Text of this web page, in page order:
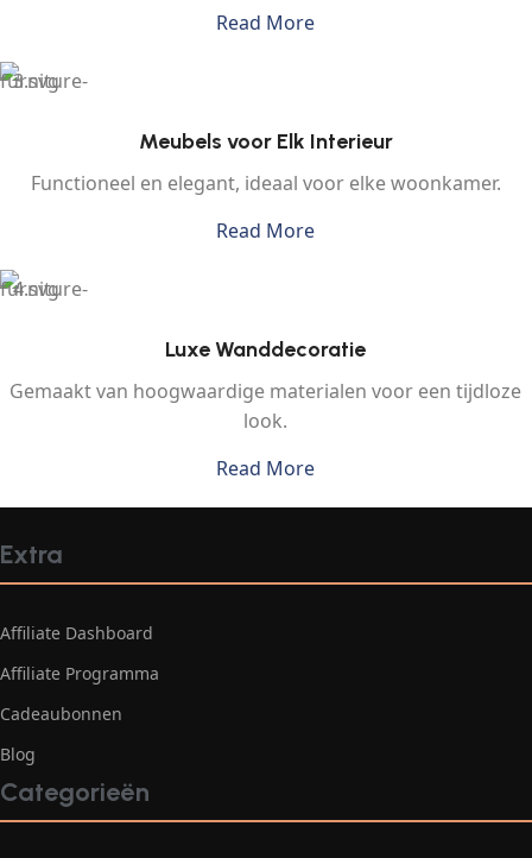
Read More
Meubels voor Elk Interieur
Functioneel en elegant, ideaal voor elke woonkamer.
Read More
Luxe Wanddecoratie
Gemaakt van hoogwaardige materialen voor een tijdloze
look.
Read More
Extra
Affiliate Dashboard
Affiliate Programma
Cadeaubonnen
Blog
Categorieën